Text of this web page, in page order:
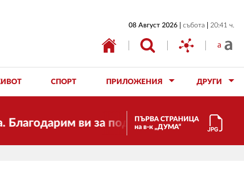
08 Август 2026 събота 20:41 ч.
СПОРТ ПРИЛОЖЕНИЯ ДРУГИ
ви за подкрепата! Скъпи
ПЪРВА СТРАНИЦА
на в-к „ДУМА“
ИКОНОМИКА
ОБЩЕСТВО